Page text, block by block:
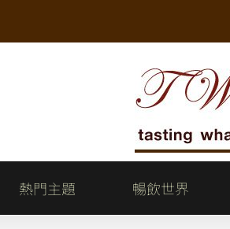
熱門主題 暢飲世界